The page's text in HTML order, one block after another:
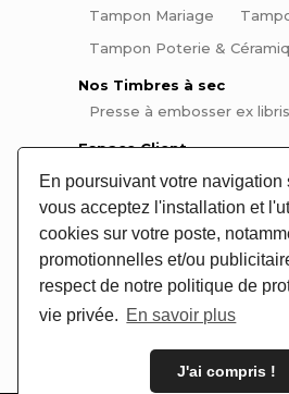
En poursuivant votre navigation
vous acceptez l'installation et
cookies sur votre poste,
promotionnelles et/ou
respect de notre politique de
vie privée. En savoir plus
J'ai compris !
Tampon Mariage
Tampon Poterie &
Nos Timbres à sec
Presse à embosser ex libris
Espace Client
Mon compte
Mes
Informations
Aide et questions
Conseils et Tutos
Tutos tampons et encreurs